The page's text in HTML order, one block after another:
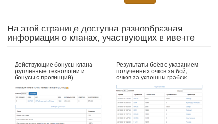
На этой странице доступна разнообразная
информация о кланах, участвующих в ивенте
Действующие бонусы клана
(купленные технологии и
бонусы с провинций)
Результаты боёв с указанием
полученных очков за бой,
очков за успешны грабеж